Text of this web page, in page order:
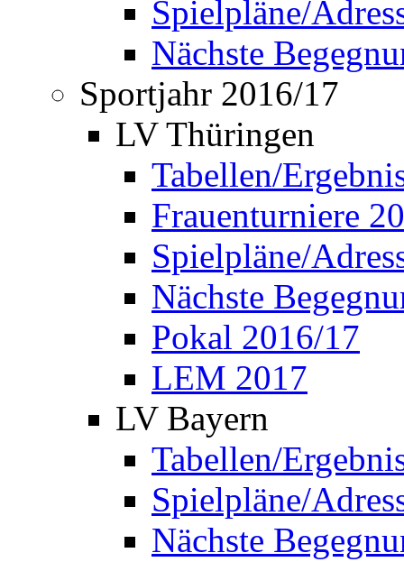
Spielpläne/
Nächste
Sportjahr 2016/17
LV Thüringen
Tabellen/
Frauenturniere
Spielpläne/
Nächste
Pokal 2016/17
LEM 2017
LV Bayern
Tabellen/
Spielpläne/
Nächste